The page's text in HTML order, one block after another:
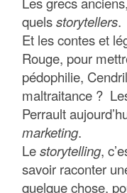
quelsstorytellers.
Et les contes et
Rouge, pour
pédophilie,
maltraitance ?
Perrault
marketing.
Lestorytelling,
savoir raconter
quelque chose,